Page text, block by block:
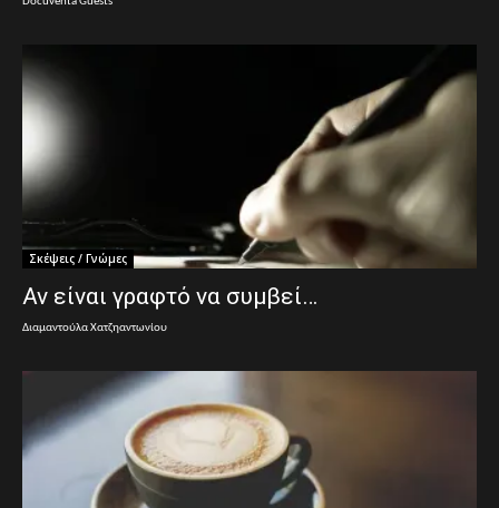
Σκέψεις / Γνώμες
Αν είναι γραφτό να συμβεί…
Διαμαντούλα Χατζηαντωνίου